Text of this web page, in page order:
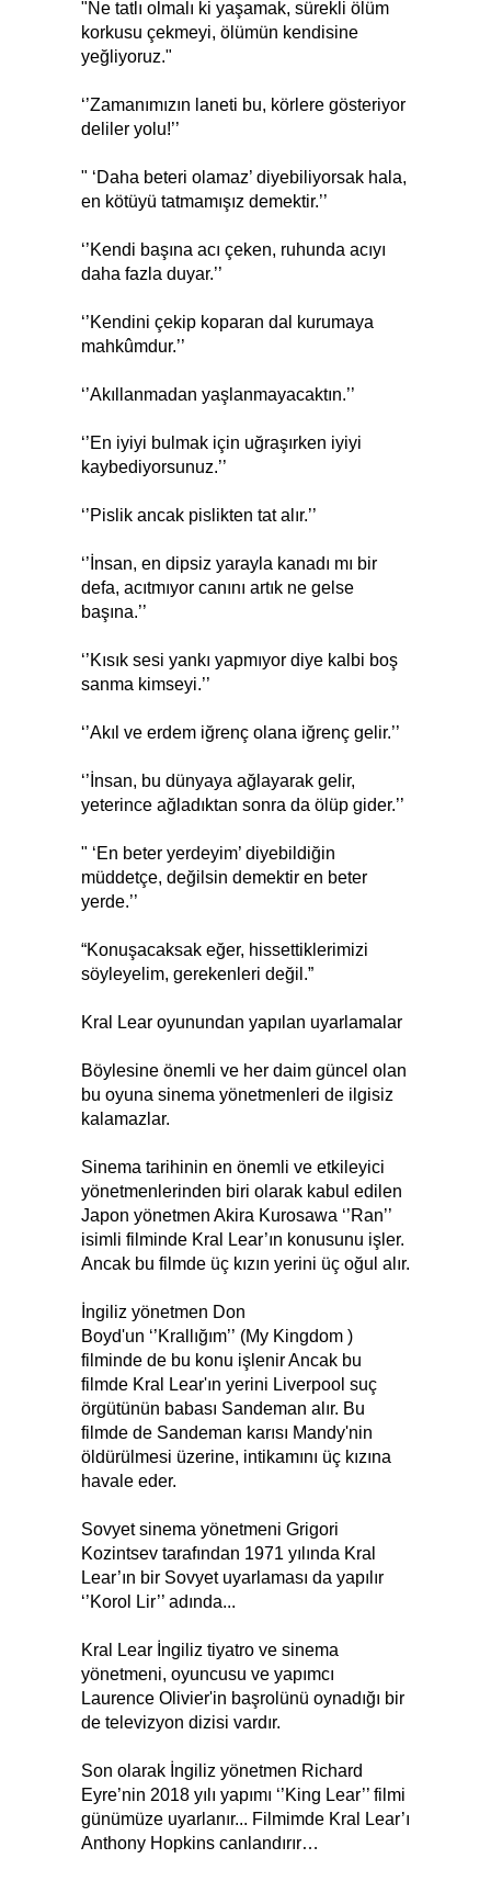
"Ne tatlı olmalı ki yaşamak, sürekli ölüm
korkusu çekmeyi, ölümün kendisine
yeğliyoruz."
‘’Zamanımızın laneti bu, körlere gösteriyor
deliler yolu!’’
" ‘Daha beteri olamaz’ diyebiliyorsak hala,
en kötüyü tatmamışız demektir.’’
‘’Kendi başına acı çeken, ruhunda acıyı
daha fazla duyar.’’
‘’Kendini çekip koparan dal kurumaya
mahkûmdur.’’
‘’Akıllanmadan yaşlanmayacaktın.’’
‘’En iyiyi bulmak için uğraşırken iyiyi
kaybediyorsunuz.’’
‘’Pislik ancak pislikten tat alır.’’
‘’İnsan, en dipsiz yarayla kanadı mı bir
defa, acıtmıyor canını artık ne gelse
başına.’’
‘’Kısık sesi yankı yapmıyor diye kalbi boş
sanma kimseyi.’’
‘’Akıl ve erdem iğrenç olana iğrenç gelir.’’
‘’İnsan, bu dünyaya ağlayarak gelir,
yeterince ağladıktan sonra da ölüp gider.’’
" ‘En beter yerdeyim’ diyebildiğin
müddetçe, değilsin demektir en beter
yerde.’’
“Konuşacaksak eğer, hissettiklerimizi
söyleyelim, gerekenleri değil.”
Kral Lear oyunundan yapılan uyarlamalar
Böylesine önemli ve her daim güncel olan
bu oyuna sinema yönetmenleri de ilgisiz
kalamazlar.
Sinema tarihinin en önemli ve etkileyici
yönetmenlerinden biri olarak kabul edilen
Japon yönetmen Akira Kurosawa ‘’Ran’’
isimli filminde Kral Lear’ın konusunu işler.
Ancak bu filmde üç kızın yerini üç oğul alır.
İngiliz yönetmen Don
Boyd'un ‘’Krallığım’’ (My Kingdom )
filminde de bu konu işlenir Ancak bu
filmde Kral Lear'ın yerini Liverpool suç
örgütünün babası Sandeman alır. Bu
filmde de Sandeman karısı Mandy'nin
öldürülmesi üzerine, intikamını üç kızına
havale eder.
Sovyet sinema yönetmeni Grigori
Kozintsev tarafından 1971 yılında Kral
Lear’ın bir Sovyet uyarlaması da yapılır
‘’Korol Lir’’ adında...
Kral Lear İngiliz tiyatro ve sinema
yönetmeni, oyuncusu ve yapımcı
Laurence Olivier'in başrolünü oynadığı bir
de televizyon dizisi vardır.
Son olarak İngiliz yönetmen Richard
Eyre’nin 2018 yılı yapımı ‘’King Lear’’ filmi
günümüze uyarlanır... Filmimde Kral Lear’ı
Anthony Hopkins canlandırır…